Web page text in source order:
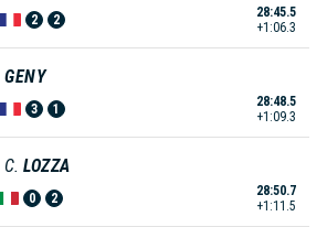
2 2
28:45.5
+1:06.3
GENY
3 1
28:48.5
+1:09.3
C. LOZZA
0 2
28:50.7
+1:11.5